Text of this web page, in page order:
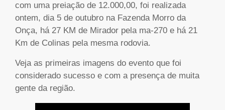
com uma preiação de 12.000,00, foi realizada
ontem, dia 5 de outubro na Fazenda Morro da
Onça, há 27 KM de Mirador pela ma-270 e há 21
Km de Colinas pela mesma rodovia.
Veja as primeiras imagens do evento que foi
considerado sucesso e com a presença de muita
gente da região.